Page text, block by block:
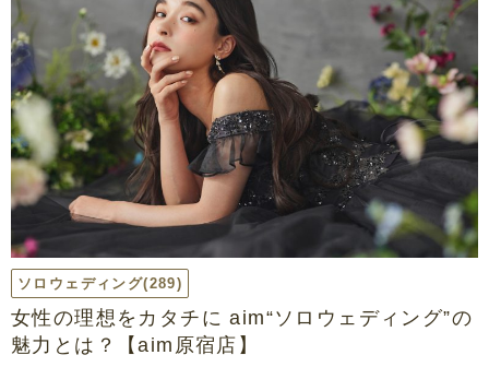
ソロウェディング(289)
女性の理想をカタチに aim“ソロウェディング”の
魅力とは？【aim原宿店】